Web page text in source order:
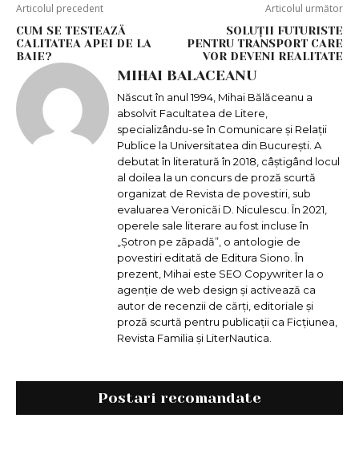
Articolul precedent
CUM SE TESTEAZĂ
CALITATEA APEI DE LA
BAIE?
Articolul următor
SOLUȚII FUTURISTE
PENTRU TRANSPORT CARE
VOR DEVENI REALITATE
MIHAI BALACEANU
Născut în anul 1994, Mihai Bălăceanu a
absolvit Facultatea de Litere,
specializându-se în Comunicare și Relații
Publice la Universitatea din București. A
debutat în literatură în 2018, câștigând locul
al doilea la un concurs de proză scurtă
organizat de Revista de povestiri, sub
evaluarea Veronicăi D. Niculescu. În 2021,
operele sale literare au fost incluse în
„Șotron pe zăpadă”, o antologie de
povestiri editată de Editura Siono. În
prezent, Mihai este SEO Copywriter la o
agenție de web design și activează ca
autor de recenzii de cărți, editoriale și
proză scurtă pentru publicații ca Ficțiunea,
Revista Familia și LiterNautica.
Postari recomandate